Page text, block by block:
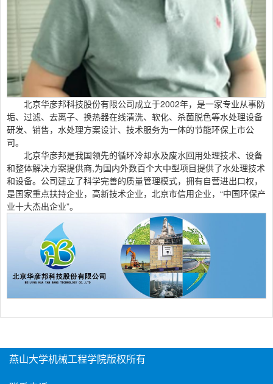
北京华彦邦科技股份有限公司成立于2002年，是一家专业从事防
垢、过滤、去离子、换热器在线清洗、软化、杀菌脱色等水处理设备
研发、销售，水处理方案设计、技术服务为一体的节能环保上市公
司。
北京华彦邦是我国领先的循环冷却水及废水回用处理技术、设备
和整体解决方案提供商,为国内外数百个大中型项目提供了水处理技术
和设备。公司建立了科学完善的质量管理模式，拥有自营进出口权，
是国家重点扶持企业，高新技术企业，北京市信用企业，“中国环保产
业十大杰出企业”。
燕山大学机械工程学院版权所有